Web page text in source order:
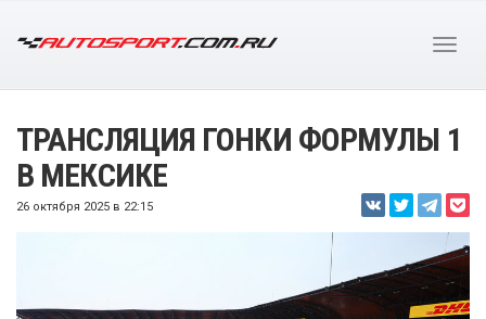
ТРАНСЛЯЦИЯ ГОНКИ ФОРМУЛЫ 1
В МЕКСИКЕ
26 октября 2025 в 22:15